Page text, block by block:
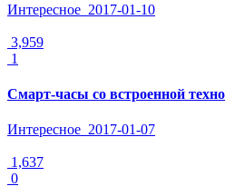
Интересное 2017-01-10
3,959
1
Смарт-часы со встроенной
Интересное 2017-01-07
1,637
0